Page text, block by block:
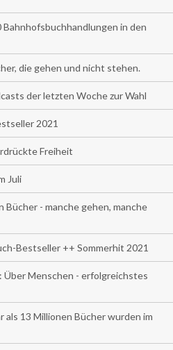
Bahnhofsbuchhandlungen in den
die gehen und nicht stehen.
der letzten Woche zur Wahl
2021
Freiheit
Juli
- manche gehen, manche
Bestseller ++ Sommerhit 2021
Über Menschen - erfolgreichstes
als 13 Millionen Bücher wurden im